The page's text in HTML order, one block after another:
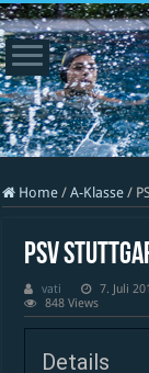
Home / A-Klasse /
PSV
vati 7. Juli
848 Views
Details